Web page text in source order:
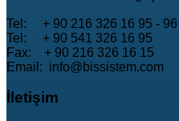
Tel: + 90 216 326 16 95 - 96
Tel: + 90 541 326 16 95
Fax: + 90 216 326 16 15
Email: info@bissistem.com
İletişim